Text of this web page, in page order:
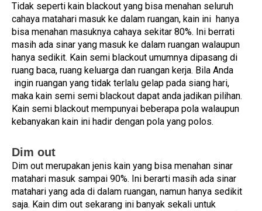
Tidak seperti kain blackout yang bisa menahan seluruh
cahaya matahari masuk ke dalam ruangan, kain ini hanya
bisa menahan masuknya cahaya sekitar 80%. Ini berrati
masih ada sinar yang masuk ke dalam ruangan walaupun
hanya sedikit. Kain semi blackout umumnya dipasang di
ruang baca, ruang keluarga dan ruangan kerja. Bila Anda
ingin ruangan yang tidak terlalu gelap pada siang hari,
maka kain semi semi blackout dapat anda jadikan pilihan.
Kain semi blackout mempunyai beberapa pola walaupun
kebanyakan kain ini hadir dengan pola yang polos.
Dim out
Dim out merupakan jenis kain yang bisa menahan sinar
matahari masuk sampai 90%. Ini berarti masih ada sinar
matahari yang ada di dalam ruangan, namun hanya sedikit
saja. Kain dim out sekarang ini banyak sekali untuk